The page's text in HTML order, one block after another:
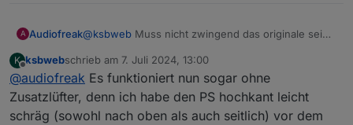
Restkapazität, desto mehr AC Output))
A Audiofreak@ksbweb Muss nicht zwingend das originale sein,
Lüfter 12V/0.2A gekühlt.
Der Wechselrichter wird nur noch Handwarm.
K
Offline
ksbwebschrieb am 7. Juli 2024, 13:00
zuletzt editiert von
@audiofreak Es funktioniert nun sogar ohne
Zusatzlüfter, denn ich habe den PS hochkant leicht
schräg (sowohl nach oben als auch seitlich) vor dem